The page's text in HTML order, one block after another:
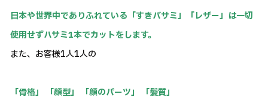
日本や世界中でありふれている「すきバサミ」「レザー」は一切
使用せずハサミ1本でカットをします。
また、お客様1人1人の
「骨格」 「顔型」 「顔のパーツ」 「髪質」